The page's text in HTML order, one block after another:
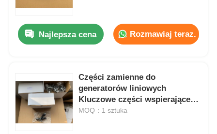
Wycieczka po fabryce
Skontaktuj się z nami
Najlepsza cena Rozmawiaj teraz.
Części zamienne do
generatorów liniowych
Kluczowe części wspierające
konserwację zapobiegawczą
MOQ：1 sztuka